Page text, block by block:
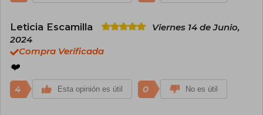
Leticia Escamilla
Viernes 14 de Junio,
2024
Compra Verificada
❤️‍
4 Esta opinión es útil 0 No es útil